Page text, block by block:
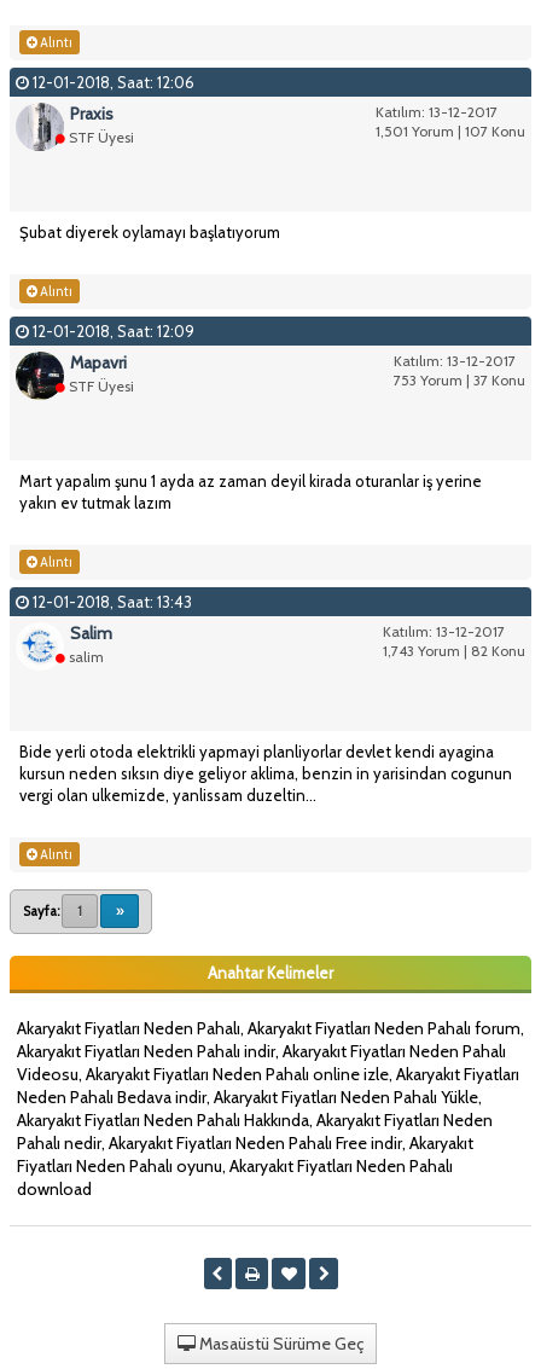
Alıntı
12-01-2018, Saat: 12:06
Katılım: 13-12-2017
1,501 Yorum | 107 Konu
Praxis
STF Üyesi
Şubat diyerek oylamayı başlatıyorum
Alıntı
12-01-2018, Saat: 12:09
Katılım: 13-12-2017
753 Yorum | 37 Konu
Mapavri
STF Üyesi
Mart yapalım şunu 1 ayda az zaman deyil kirada oturanlar iş yerine
yakın ev tutmak lazım
Alıntı
12-01-2018, Saat: 13:43
Katılım: 13-12-2017
1,743 Yorum | 82 Konu
Salim
salim
Bide yerli otoda elektrikli yapmayi planliyorlar devlet kendi ayagina
kursun neden sıksın diye geliyor aklima, benzin in yarisindan cogunun
vergi olan ulkemizde, yanlissam duzeltin...
Alıntı
Sayfa: 1 »
Anahtar Kelimeler
Akaryakıt Fiyatları Neden Pahalı, Akaryakıt Fiyatları Neden Pahalı forum,
Akaryakıt Fiyatları Neden Pahalı indir, Akaryakıt Fiyatları Neden Pahalı
Videosu, Akaryakıt Fiyatları Neden Pahalı online izle, Akaryakıt Fiyatları
Neden Pahalı Bedava indir, Akaryakıt Fiyatları Neden Pahalı Yükle,
Akaryakıt Fiyatları Neden Pahalı Hakkında, Akaryakıt Fiyatları Neden
Pahalı nedir, Akaryakıt Fiyatları Neden Pahalı Free indir, Akaryakıt
Fiyatları Neden Pahalı oyunu, Akaryakıt Fiyatları Neden Pahalı
download
Masaüstü Sürüme Geç